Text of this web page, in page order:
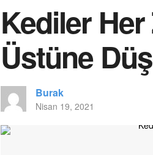
Kediler
Üstüne
Burak
Nisan 19, 2021